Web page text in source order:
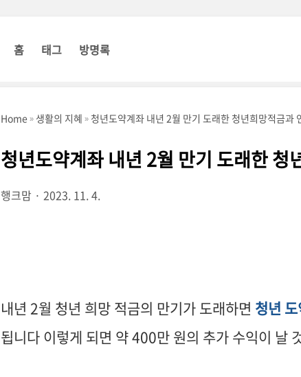
홈 태그 방명록
Home 생활의 지혜 청년도약계좌 내년 2월 만기 도래한 청년희망적금과
청년도약계좌 내년 2월 만기 도래한 청
행크맘 2023. 11. 4.
내년 2월 청년 희망 적금의 만기가 도래하면 청년
됩니다 이렇게 되면 약 400만 원의 추가 수익이 날